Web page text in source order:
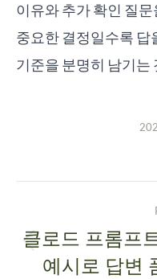
이유와 추가 확인 질
중요한 결정일수록 답
기준을 분명히 남기는
클로드 프롬프
예시로 답변